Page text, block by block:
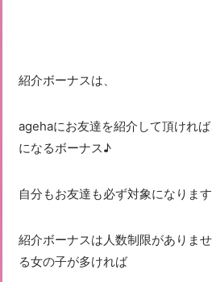
紹介ボーナスは、
agehaにお友達を紹介して頂けれ
になるボーナス♪
自分もお友達も必ず対象になります
紹介ボーナスは人数制限がありま
る女の子が多ければ